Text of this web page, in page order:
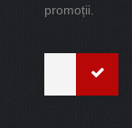
promoții.